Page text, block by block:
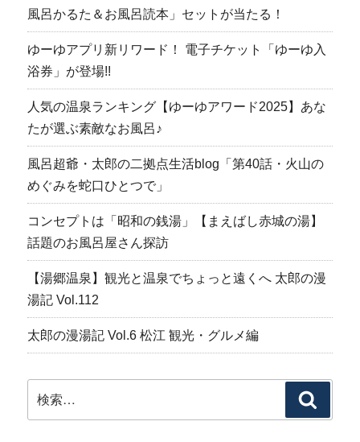
風呂かるた＆お風呂読本」セットが当たる！
ゆーゆアプリ新リワード！ 電子チケット「ゆーゆ入
浴券」が登場!!
人気の温泉ランキング【ゆーゆアワード2025】あな
たが選ぶ素敵なお風呂♪
風呂超爺・太郎の二拠点生活blog「第40話・火山の
めぐみを蛇口ひとつで」
コンセプトは「昭和の銭湯」【まえばし赤城の湯】
話題のお風呂屋さん探訪
【湯郷温泉】観光と温泉でちょっと遠くへ 太郎の漫
湯記 Vol.112
太郎の漫湯記 Vol.6 松江 観光・グルメ編
索